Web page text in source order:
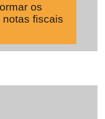
os
notas fiscais